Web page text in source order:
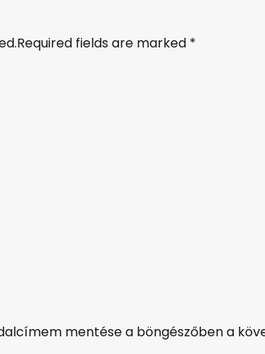
fields are marked *
mentése a böngészőben a